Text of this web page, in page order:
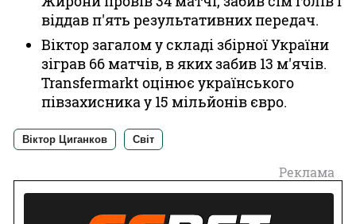
віддав п'ять результативних передач.
Віктор загалом у складі збірної України
зіграв 66 матчів, в яких забив 13 м'ячів.
Transfermarkt оцінює українського
півзахисника у 15 мільйонів євро.
Віктор Циганков Світ
Реклама